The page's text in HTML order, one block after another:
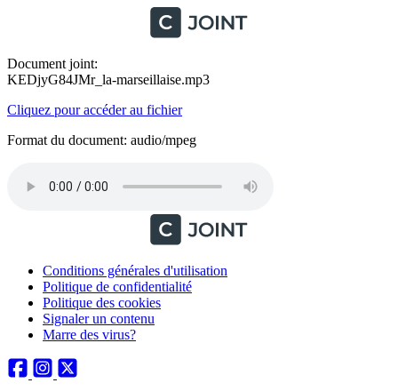
Document joint:
KEDjyG84JMr_la-marseillaise.mp3
Cliquez pour accéder au fichier
Format du document: audio/mpeg
Conditions générales d'utilisation
Politique de confidentialité
Politique des cookies
Signaler un contenu
Marre des virus?